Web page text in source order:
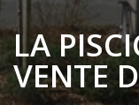
LA
VENTE